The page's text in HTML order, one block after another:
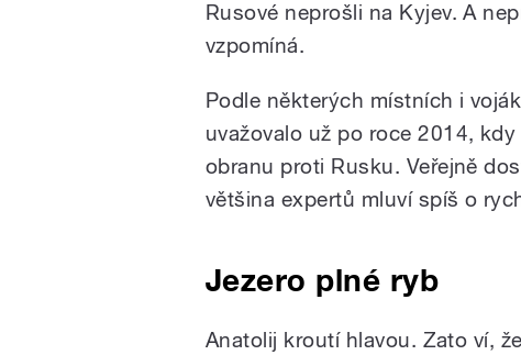
Rusové neprošli na Kyjev. A
vzpomíná.
Podle některých místních i
uvažovalo už po roce 2014,
obranu proti Rusku. Veřejně
většina expertů mluví spíš o
Jezero plné ryb
Anatolij kroutí hlavou. Zato ví,